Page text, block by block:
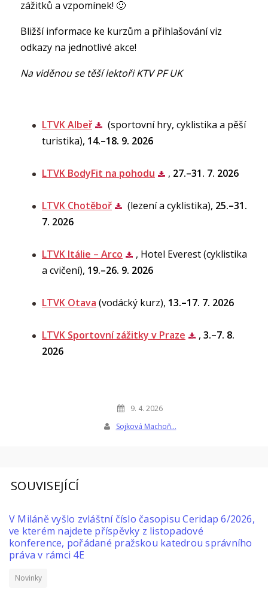
zážitků a vzpomínek! 🙂
Bližší informace ke kurzům a přihlašování viz
odkazy na jednotlivé akce!
Na viděnou se těší lektoři KTV PF UK
LTVK Albeř
(sportovní hry, cyklistika a pěší
turistika), 14.–18. 9. 2026
LTVK BodyFit na pohodu , 27.–31. 7. 2026
LTVK Chotěboř (lezení a cyklistika), 25.–31.
7. 2026
LTVK Itálie – Arco
, Hotel Everest (cyklistika
a cvičení), 19.–26. 9. 2026
LTVK Otava (vodácký kurz), 13.–17. 7. 2026
LTVK Sportovní zážitky v Praze , 3.–7. 8.
2026
9. 4. 2026
Sojková Machoň…
SOUVISEJÍCÍ
V Miláně vyšlo zvláštní číslo časopisu Ceridap 6/2026,
ve kterém najdete příspěvky z listopadové
konference, pořádané pražskou katedrou správního
práva v rámci 4E
Novinky